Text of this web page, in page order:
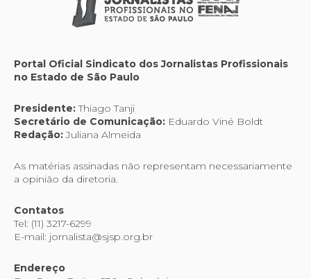
Portal Oficial Sindicato dos Jornalistas Profissionais
no Estado de São Paulo
Presidente:Thiago Tanji
Secretário de Comunicação: Eduardo Viné Boldt
Redação:Juliana Almeida
As matérias assinadas não representam necessariamente
a opinião da diretoria.
Contatos
Tel: (11) 3217-6299
E-mail: jornalista@sjsp.org.br
Endereço